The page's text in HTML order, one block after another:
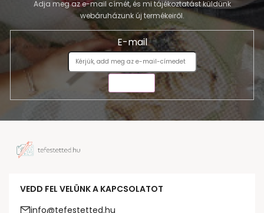
Adja meg az e-mail címét, és mi tájékoztatást küldünk
webáruházunk új termékeiről.
E-mail
VEDD FEL VELÜNK A KAPCSOLATOT
info@tefestetted.hu